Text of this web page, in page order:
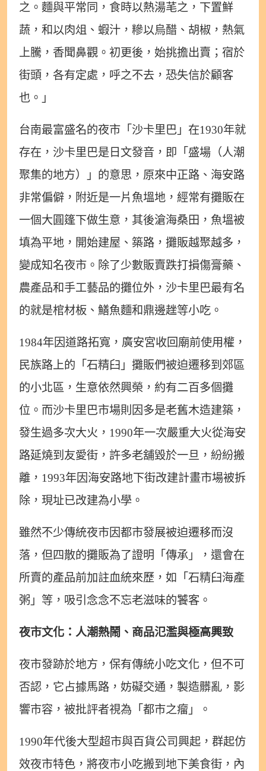
之。麵與平常同，食時以熱湯芼之，下置鮮
蔬，和以肉俎、蝦汁，糝以烏醋、胡椒，熱氣
上騰，香聞鼻觀。初更後，始挑擔出賣；宿於
街頭，各有定處，呼之不去，恐失信於顧客
也。」
台南最富盛名的夜市「沙卡里巴」在1930年就
存在，沙卡里巴是日文發音，即「盛場（人潮
聚集的地方）」的意思，原來中正路、海安路
非常偏僻，附近是一片魚塭地，經常有攤販在
一個大圓篷下做生意，其後滄海桑田，魚塭被
填為平地，開始建屋、築路，攤販越聚越多，
變成知名夜市。除了少數販賣跌打損傷膏藥、
農產品和手工藝品的攤位外，沙卡里巴最有名
的就是棺材板、鱔魚麵和鼎邊趖等小吃。
1984年因道路拓寬，廣安宮收回廟前使用權，
民族路上的「石精臼」攤販們被迫遷移到郊區
的小北區，生意依然興榮，約有二百多個攤
位。而沙卡里巴市場則因多是老舊木造建築，
發生過多次大火，1990年一次嚴重大火從海安
路延燒到友愛街，許多老舖毀於一旦，紛紛搬
離，1993年因海安路地下街改建計畫市場被拆
除，現址已改建為小學。
雖然不少傳統夜市因都市發展被迫遷移而沒
落，但四散的攤販為了證明「傳承」，還會在
所賣的產品前加註血統來歷，如「石精臼海產
粥」等，吸引念念不忘老滋味的饕客。
夜市文化：人潮熱鬧、商品氾濫與極高興致
夜市發跡於地方，保有傳統小吃文化，但不可
否認，它占據馬路，妨礙交通，製造髒亂，影
響市容，被批評者視為「都市之瘤」。
1990年代後大型超市與百貨公司興起，群起仿
效夜市特色，將夜市小吃搬到地下美食街，內